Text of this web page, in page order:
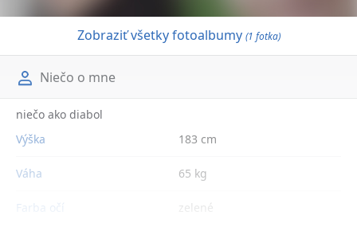
Zobraziť všetky fotoalbumy (1 fotka)
Niečo o mne
niečo ako diabol
Výška
183 cm
Váha 65 kg
Farba očí zelené